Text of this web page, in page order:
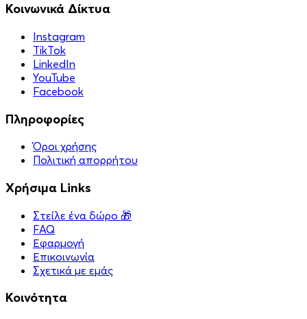
Κοινωνικά Δίκτυα
Instagram
TikTok
LinkedIn
YouTube
Facebook
Πληροφορίες
Όροι χρήσης
Πολιτική απορρήτου
Χρήσιμα Links
Στείλε ένα δώρο 🎁
FAQ
Εφαρμογή
Επικοινωνία
Σχετικά με εμάς
Κοινότητα